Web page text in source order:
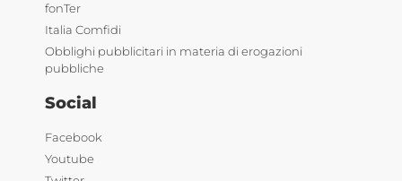
fonTer
Italia Comfidi
Obblighi pubblicitari in materia di erogazioni
pubbliche
Social
Facebook
Youtube